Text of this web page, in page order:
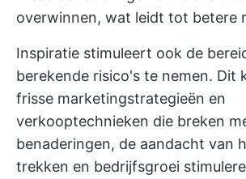
overwinnen, wat leidt tot betere
Inspiratie stimuleert ook de
berekende risico's te nemen. Dit
frisse marketingstrategieën en
verkooptechnieken die breken
benaderingen, de aandacht van
trekken en bedrijfsgroei